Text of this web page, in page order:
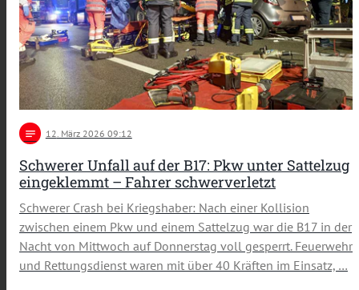
notes 12 . März 2026 09:12
Schwerer Unfall auf der B17: Pkw unter Sattelzug
eingeklemmt – Fahrer schwerverletzt
Schwerer Crash bei Kriegshaber: Nach einer Kollision
zwischen einem Pkw und einem Sattelzug war die B17 in der
Nacht von Mittwoch auf Donnerstag voll gesperrt. Feuerwehr
und Rettungsdienst waren mit über 40 Kräften im Einsatz, …